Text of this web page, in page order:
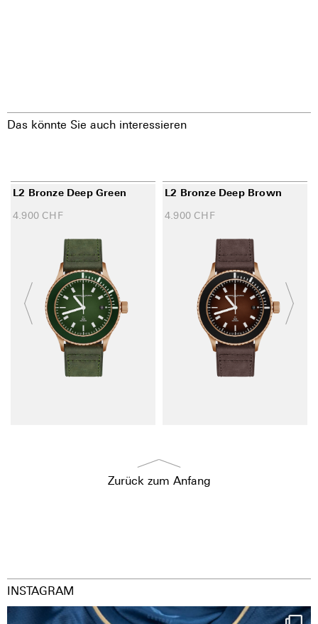
Das könnte Sie auch interessieren
L2 Bronze Deep Green
4.900 CHF
L2 Bronze Deep Brown
4.900 CHF
Zurück zum Anfang
INSTAGRAM
Happy Birthday FCZ